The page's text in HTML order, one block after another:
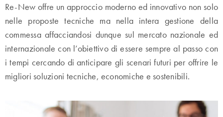
Re-New offre un approccio moderno ed innovativo non solo
nelle proposte tecniche ma nella intera gestione della
commessa affacciandosi dunque sul mercato nazionale ed
internazionale con l’obiettivo di essere sempre al passo con
i tempi cercando di anticipare gli scenari futuri per offrire le
migliori soluzioni tecniche, economiche e sostenibili.